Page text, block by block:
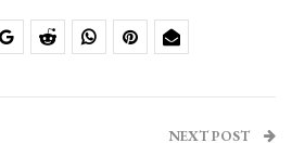
NEXT POST